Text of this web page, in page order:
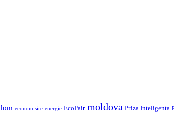
economisire energie EcoPair moldova Priza Inteligenta